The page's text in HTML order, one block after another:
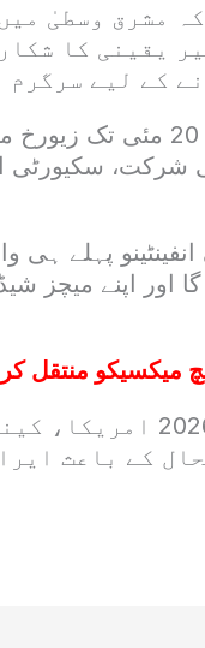
مشرق وسطیٰ
یقینی کا
کے لیے سرگرم
فیفا حکام کے مطابق
سکیورٹی
پہلے
گا اور اپنے میچز
میکسیکو منتقل
واضح رہے کہ فیفا
کے باعث